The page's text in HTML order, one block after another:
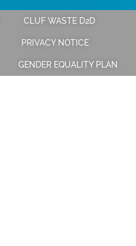
CLUF WASTE D2D
PRIVACY NOTICE
GENDER EQUALITY PLAN